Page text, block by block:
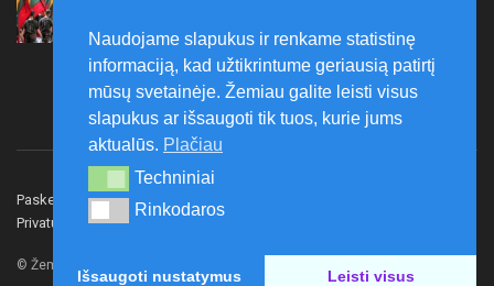
širdy“
2026-08-08
Paskelbk naujieną Rašyti redakcijai
Privatumo politika
© Žemaitijos gidas.
Naudojame slapukus ir renkame statistinę
informaciją, kad užtikrintume geriausią patirtį
mūsų svetainėje. Žemiau galite leisti visus
slapukus ar išsaugoti tik tuos, kurie jums
aktualūs. Plačiau
Techniniai
Techniniai
Rinkodaros
Rinkodaros
Išsaugoti nustatymus Leisti visus